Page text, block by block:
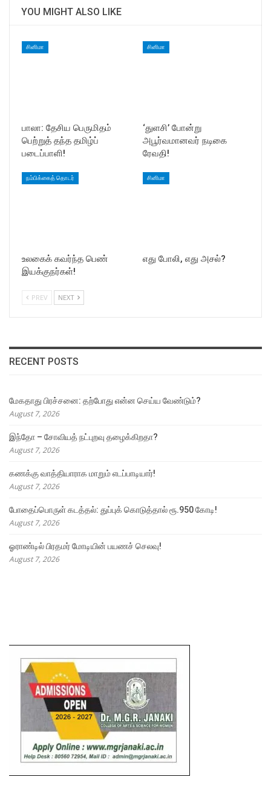
YOU MIGHT ALSO LIKE
சினிமா
பாலா: தேசிய பெருமிதம்
பெற்றுத் தந்த தமிழ்ப்
படைப்பாளி!
சினிமா
‘துளசி’ போன்று
அபூர்வமானவர் நடிகை
ரேவதி!
நம்பிக்கைத் தொடர்
உலகைக் கவர்ந்த பெண்
இயக்குநர்கள்!
சினிமா
எது போலி, எது அசல்?
PREV NEXT
RECENT POSTS
மேகதாது பிரச்சனை: தற்போது என்ன செய்ய வேண்டும்?
August 7, 2026
இந்தோ – சோவியத் நட்புறவு தழைக்கிறதா?
August 7, 2026
கணக்கு வாத்தியாராக மாறும் எடப்பாடியார்!
August 7, 2026
போதைப்பொருள் கடத்தல்: துப்புக் கொடுத்தால் ரூ.950 கோடி!
August 7, 2026
ஓராண்டில் பிரதமர் மோடியின் பயணச் செலவு!
August 7, 2026